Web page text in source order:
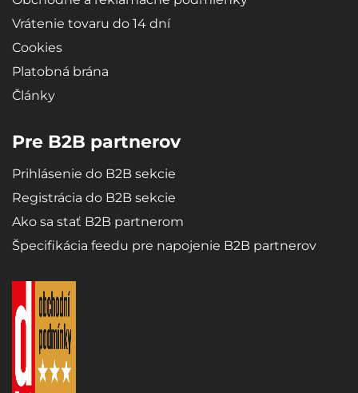
Vrátenie tovaru do 14 dní
Cookies
Platobná brána
Články
Pre B2B partnerov
Prihlásenie do B2B sekcie
Registrácia do B2B sekcie
Ako sa stať B2B partnerom
Špecifikácia feedu pre napojenie B2B partnerov